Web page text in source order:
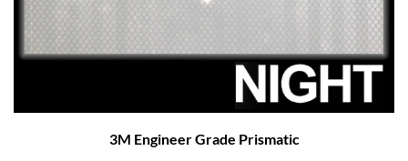
3M Engineer Grade Prismatic